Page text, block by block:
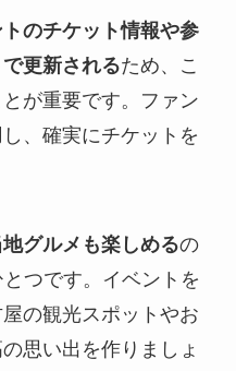
のチケット情報や参
更新されるため、こ
が重要です。ファン
、確実にチケットを
グルメも楽しめるの
つです。イベントを
の観光スポットやお
思い出を作りましょ